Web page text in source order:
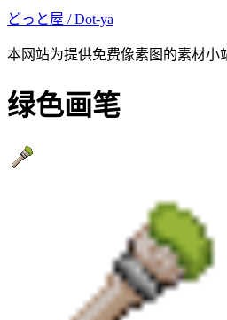
どっと屋 / Dot-ya
本网站为提供免费像素图的素材小
绿色画笔